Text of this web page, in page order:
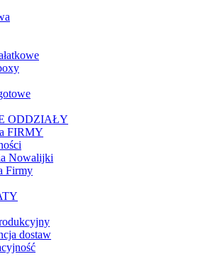
ODDZIAŁY
FIRMY
Nowalijki
Firmy
dostaw